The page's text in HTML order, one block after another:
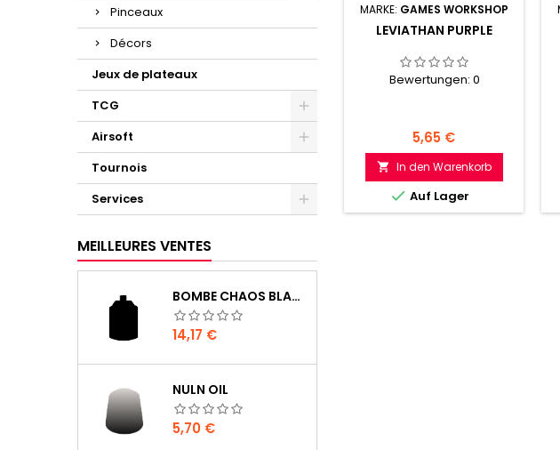
Pinceaux
Décors
Jeux de plateaux
TCG
Airsoft
Tournois
Services
MEILLEURES VENTES
BOMBE CHAOS BLACK
Prix
14,17 €
NULN OIL
Prix
5,70 €
MARKE: GAMES WORKSHOP
LEVIATHAN PURPLE
Bewertungen: 0
Preis
5,65 €
 In den Warenkorb
 Auf Lager